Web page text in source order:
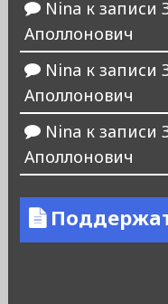
Nina к записи
Аполлонович
Nina к записи
Аполлонович
Nina к записи
Аполлонович